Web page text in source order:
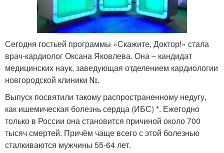
Сегодня гостьей программы «Скажите, Доктор!» стала
врач-кардиолог Оксана Яковлева. Она – кандидат
медицинских наук, заведующая отделением кардиологии
новгородской клиники №.
Выпуск посвятили такому распространенному недугу,
как ишемическая болезнь сердца (ИБС) *. Ежегодно
только в России она становится причиной около 700
тысяч смертей. Причём чаще всего с этой болезнью
сталкиваются мужчины 55-64 лет.